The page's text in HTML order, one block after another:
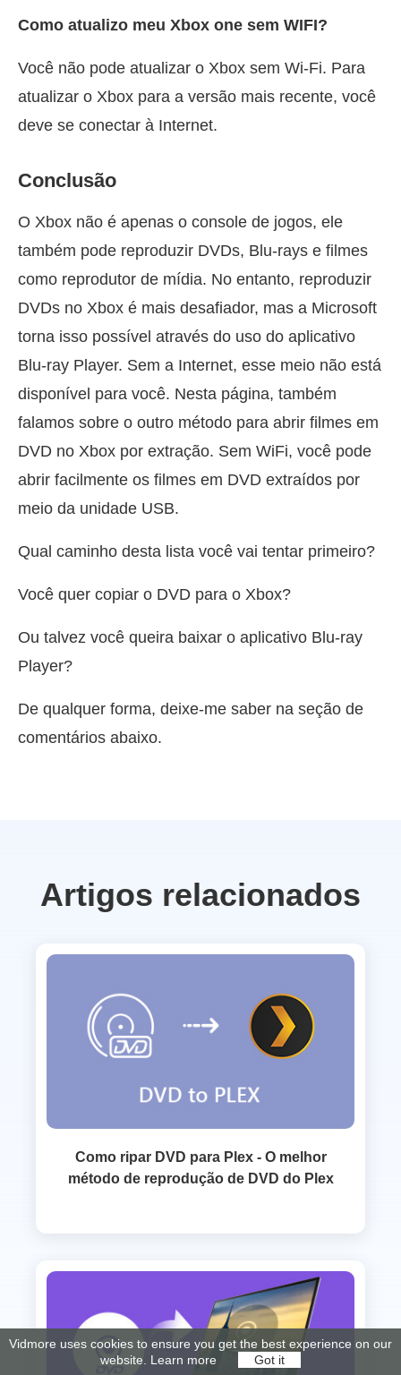
Como atualizo meu Xbox one sem WIFI?
Você não pode atualizar o Xbox sem Wi-Fi. Para
atualizar o Xbox para a versão mais recente, você
deve se conectar à Internet.
Conclusão
O Xbox não é apenas o console de jogos, ele
também pode reproduzir DVDs, Blu-rays e filmes
como reprodutor de mídia. No entanto, reproduzir
DVDs no Xbox é mais desafiador, mas a Microsoft
torna isso possível através do uso do aplicativo
Blu-ray Player. Sem a Internet, esse meio não está
disponível para você. Nesta página, também
falamos sobre o outro método para abrir filmes em
DVD no Xbox por extração. Sem WiFi, você pode
abrir facilmente os filmes em DVD extraídos por
meio da unidade USB.
Qual caminho desta lista você vai tentar primeiro?
Você quer copiar o DVD para o Xbox?
Ou talvez você queira baixar o aplicativo Blu-ray
Player?
De qualquer forma, deixe-me saber na seção de
comentários abaixo.
Artigos relacionados
Como ripar DVD para Plex - O melhor
método de reprodução de DVD do Plex
Vidmore uses cookies to ensure you get the best experience on our
website. Learn more Got it